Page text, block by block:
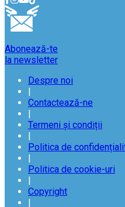
Abonează-te
la newsletter
Despre noi
|
Contactează-ne
|
Termeni și condiții
|
Politica de
|
Politica de cookie-uri
|
Copyright
|